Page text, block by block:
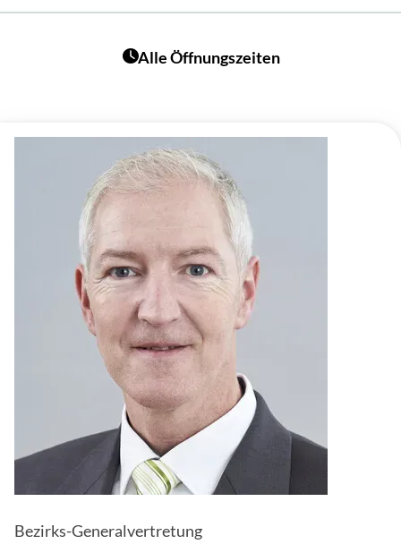
Alle Öffnungszeiten
Bezirks-Generalvertretung